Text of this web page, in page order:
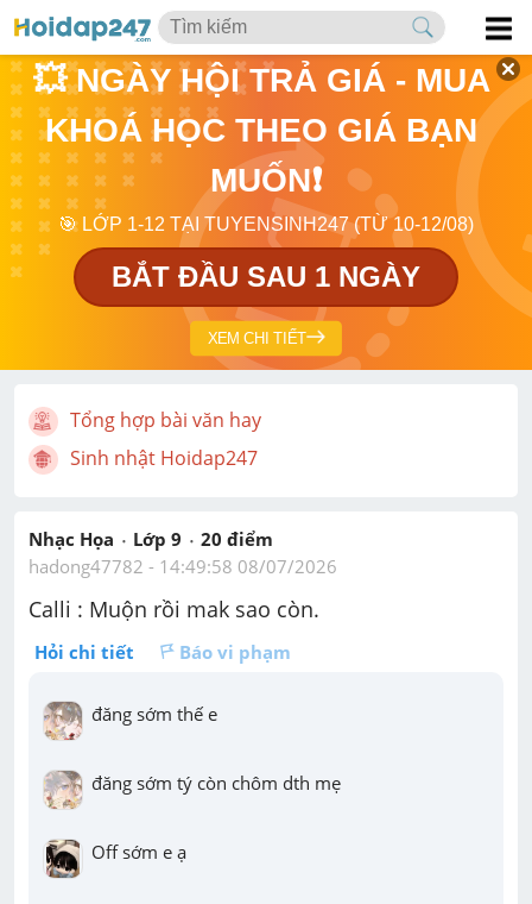
💥 NGÀY HỘI TRẢ GIÁ - MUA
KHOÁ HỌC THEO GIÁ BẠN
MUỐN❗
🎯 LỚP 1-12 TẠI TUYENSINH247 (TỪ 10-12/08)
BẮT ĐẦU SAU 1 NGÀY
XEM CHI TIẾT
Tổng hợp bài văn hay
Sinh nhật Hoidap247
Nhạc Họa Lớp 9 20 điểm
hadong47782 - 14:49:58 08/07/2026
Calli : Muộn rồi mak sao còn.
Hỏi chi tiết Báo vi phạm
đăng sớm thế e
đăng sớm tý còn chôm dth mẹ
Off sớm e ạ